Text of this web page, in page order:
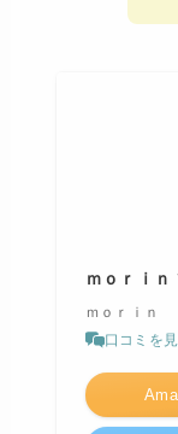
ｍｏｒｉｎ
ｍｏｒｉｎ
口コミを